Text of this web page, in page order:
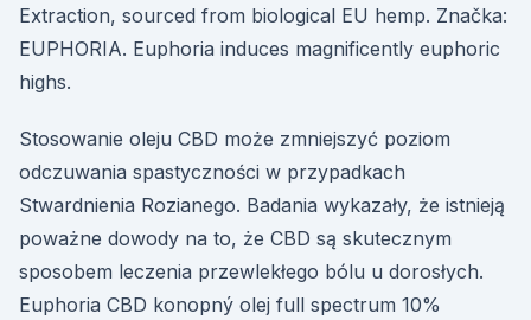
Extraction, sourced from biological EU hemp. Značka:
EUPHORIA. Euphoria induces magnificently euphoric
highs.
Stosowanie oleju CBD może zmniejszyć poziom
odczuwania spastyczności w przypadkach
Stwardnienia Rozianego. Badania wykazały, że istnieją
poważne dowody na to, że CBD są skutecznym
sposobem leczenia przewlekłego bólu u dorosłych.
Euphoria CBD konopný olej full spectrum 10%